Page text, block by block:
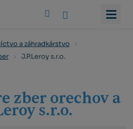
a záhradkárstvo
J.P.Leroy s.r.o.
zber orechov a
s.r.o.